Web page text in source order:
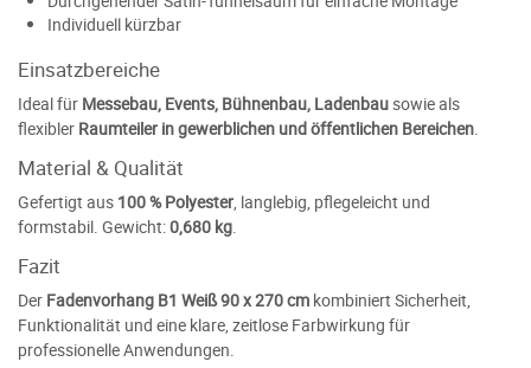
Individuell kürzbar
Einsatzbereiche
Ideal für Messebau, Events, Bühnenbau, Ladenbausowie als
flexibler Raumteiler in gewerblichen und öffentlichen Bereichen
Material & Qualität
Gefertigt aus 100 % Polyester , langlebig, pflegeleicht und
formstabil. Gewicht:0,680 kg
Fazit
Der Fadenvorhang B1 Weiß 90 x 270 cm kombiniert Sicherheit,
Funktionalität und eine klare, zeitlose Farbwirkung für
professionelle Anwendungen.